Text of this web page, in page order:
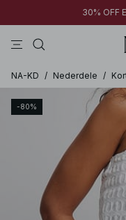
30% OFF
NA-KD / Nederdele /
-80%